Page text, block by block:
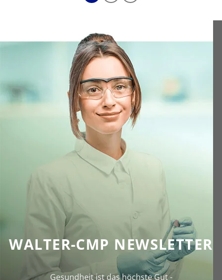
WALTER-CMP NEWSLETTER
Gesundheit ist das höchste Gut -